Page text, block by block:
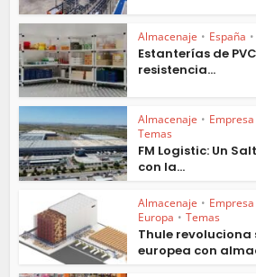
Almacenaje • España •
Estanterías de
resistencia...
Almacenaje • Empresa
Temas
FM Logistic: Un
con la...
Almacenaje • Empresa
Europa • Temas
Thule
europea con